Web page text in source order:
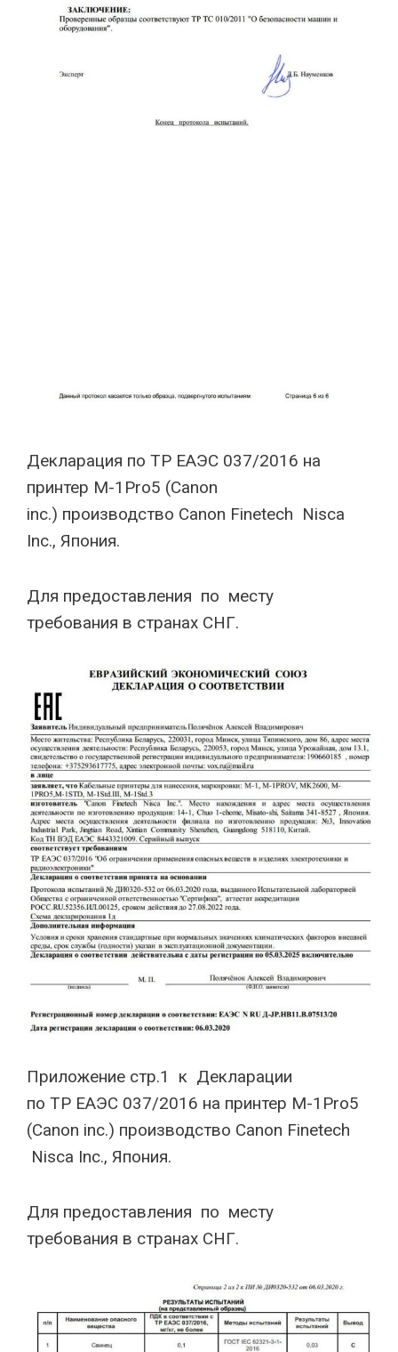
Декларация по TP EAЭС 037/2016 на
принтер M-1Pro5 (Canon
inc.) производство Canon Finetech Nisca
Inc., Япония.
Для предоставления по месту
требования в странах СНГ.
Приложение стр.1 к Декларации
по TP EAЭС 037/2016 на принтер M-1Pro5
(Canon inc.) производство Canon Finetech
Nisca Inc., Япония.
Для предоставления по месту
требования в странах СНГ.